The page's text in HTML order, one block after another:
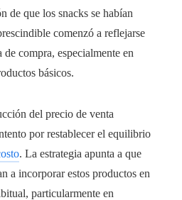
de que los snacks se habían
comenzó a reflejarse
compra, especialmente en
básicos.
del precio de venta
por restablecer el equilibrio
. La estrategia apunta a que
a incorporar estos productos en
particularmente en